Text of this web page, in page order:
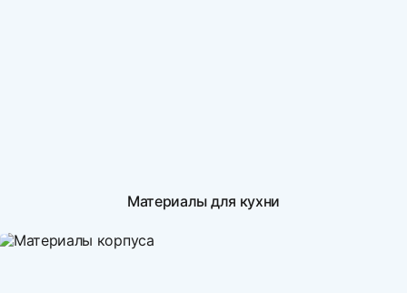
Материалы для кухни